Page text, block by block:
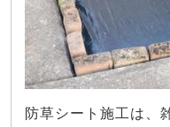
防草シート施工は、